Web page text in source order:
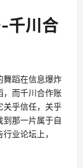
千川合
舞蹈在信息爆炸
，而千川合作账
关乎信任，关乎
那一片属于自
业论坛上，